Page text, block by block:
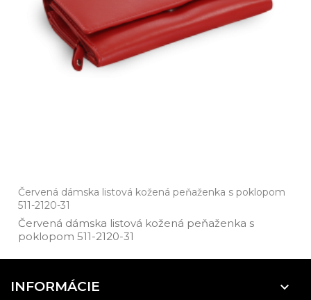
Červená dámska listová kožená peňaženka s poklopom
511-2120-31
Červená dámska listová kožená peňaženka s
poklopom 511­-2120­-31
INFORMÁCIE 